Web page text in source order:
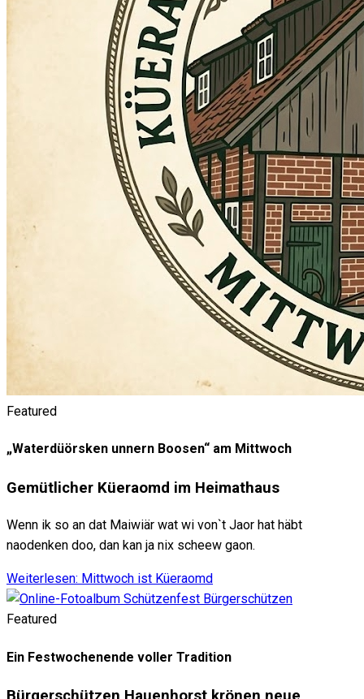
Featured
„Waterdüörsken unnern Boosen“ am Mittwoch
Gemütlicher Küeraomd im Heimathaus
Wenn ik so an dat Maiwiär wat wi von`t Jaor hat häbt
naodenken doo, dan kan ja nix scheew gaon.
Weiterlesen: Mittwoch ist Küeraomd
Featured
Ein Festwochenende voller Tradition